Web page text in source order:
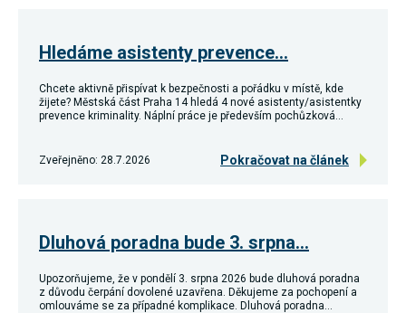
Hledáme asistenty prevence…
Chcete aktivně přispívat k bezpečnosti a pořádku v místě, kde
žijete? Městská část Praha 14 hledá 4 nové asistenty/asistentky
prevence kriminality. Náplní práce je především pochůzková…
Zveřejněno: 28.7.2026 Pokračovat na článek
Dluhová poradna bude 3. srpna…
Upozorňujeme, že v pondělí 3. srpna 2026 bude dluhová poradna
z důvodu čerpání dovolené uzavřena. Děkujeme za pochopení a
omlouváme se za případné komplikace. Dluhová poradna…
používáme my
abychom Vám
mohli zobrazit
vhodné obsahy
tak na stránkách
pseudonymizované
těchto informací
není zpravidla
možná